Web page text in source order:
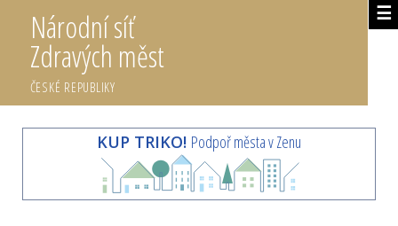
☰
Národní síť
Zdravých měst
ČESKÉ REPUBLIKY
KUP TRIKO! Podpoř města v Zenu